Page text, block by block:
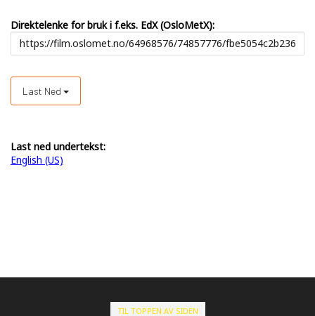
Direktelenke for bruk i f.eks. EdX (OsloMetX):
Last Ned
Last ned undertekst:
English (US)
TIL TOPPEN AV SIDEN